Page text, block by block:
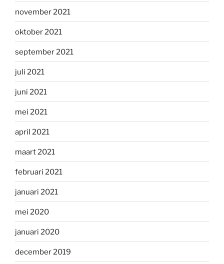
november 2021
oktober 2021
september 2021
juli 2021
juni 2021
mei 2021
april 2021
maart 2021
februari 2021
januari 2021
mei 2020
januari 2020
december 2019